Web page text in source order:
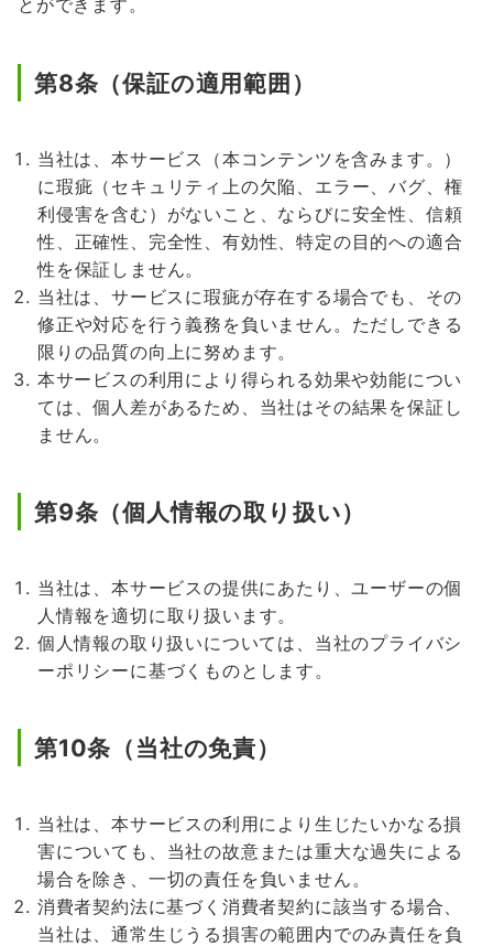
とができます。
第8条（保証の適用範囲）
当社は、本サービス（本コンテンツを含みます。）
に瑕疵（セキュリティ上の欠陥、エラー、バグ、権
利侵害を含む）がないこと、ならびに安全性、信頼
性、正確性、完全性、有効性、特定の目的への適合
性を保証しません。
当社は、サービスに瑕疵が存在する場合でも、その
修正や対応を行う義務を負いません。ただしできる
限りの品質の向上に努めます。
本サービスの利用により得られる効果や効能につい
ては、個人差があるため、当社はその結果を保証し
ません。
第9条（個人情報の取り扱い）
当社は、本サービスの提供にあたり、ユーザーの個
人情報を適切に取り扱います。
個人情報の取り扱いについては、当社のプライバシ
ーポリシーに基づくものとします。
第10条（当社の免責）
当社は、本サービスの利用により生じたいかなる損
害についても、当社の故意または重大な過失による
場合を除き、一切の責任を負いません。
消費者契約法に基づく消費者契約に該当する場合、
当社は、通常生じうる損害の範囲内でのみ責任を負